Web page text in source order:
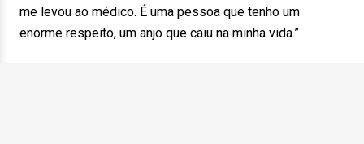
me levou ao médico. É uma pessoa que tenho um
enorme respeito, um anjo que caiu na minha vida.”